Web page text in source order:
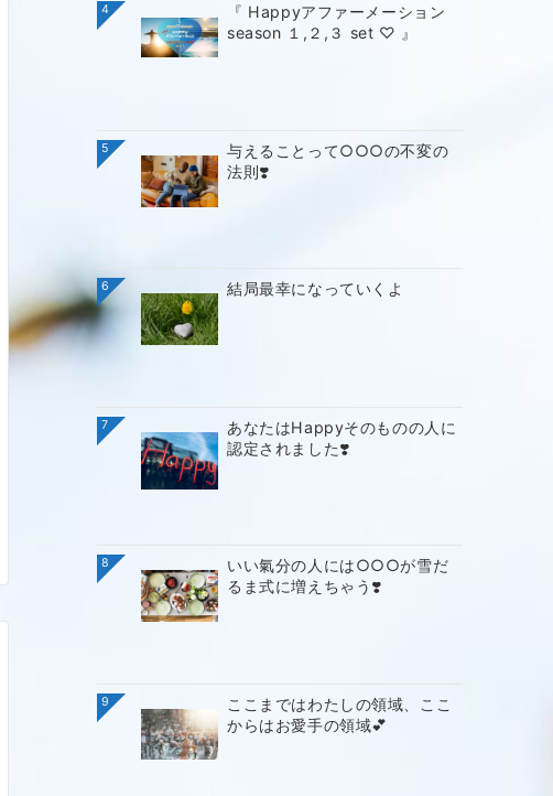
4
『 Happyアファーメーション
season １,２,３ set ♡ 』
5
与えることって○○○の不変の
法則❣️
6 結局最幸になっていくよ
7
あなたはHappyそのものの人に
認定されました❣️
8
いい氣分の人には○○○が雪だ
るま式に増えちゃう❣️
9
ここまではわたしの領域、ここ
からはお愛手の領域💕